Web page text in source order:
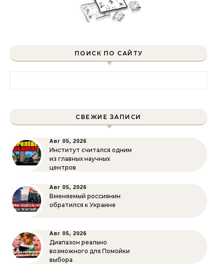
ПОИСК ПО САЙТУ
СВЕЖИЕ ЗАПИСИ
Авг 05, 2026
Институт считался одним
из главных научных
центров
Авг 05, 2026
Вменяемый россиянин
обратился к Украине
Авг 05, 2026
Диапазон реально
возможного для Помойки
выбора